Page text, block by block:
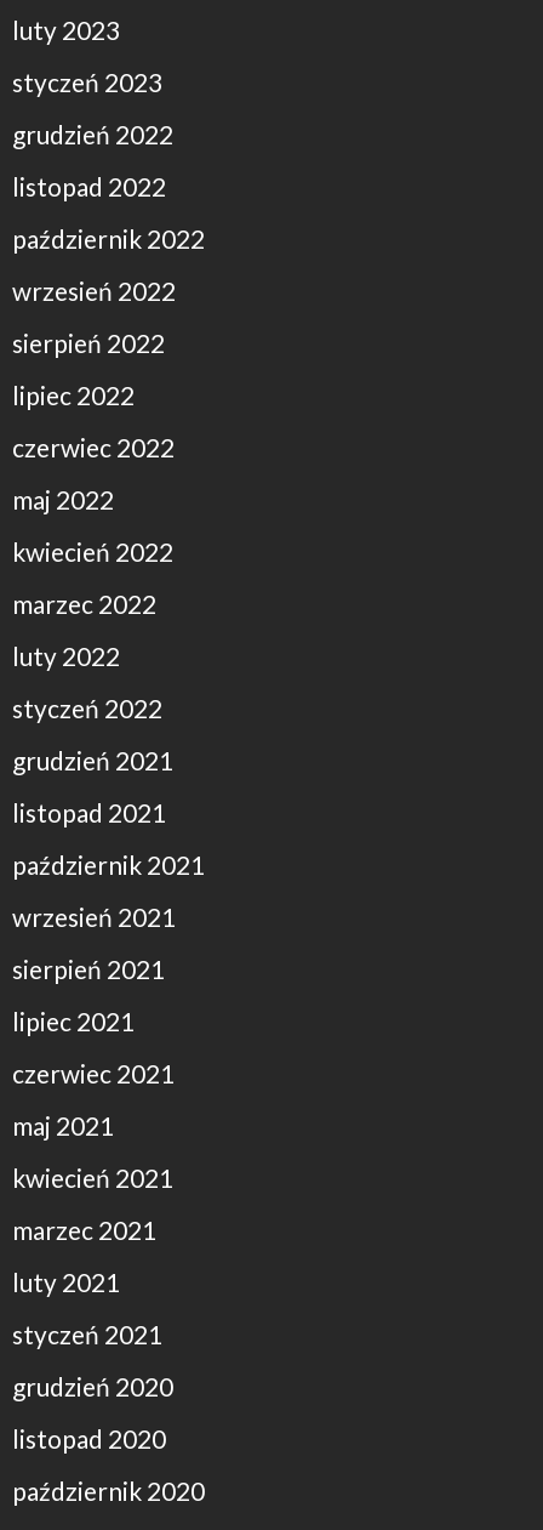
luty 2023
styczeń 2023
grudzień 2022
listopad 2022
październik 2022
wrzesień 2022
sierpień 2022
lipiec 2022
czerwiec 2022
maj 2022
kwiecień 2022
marzec 2022
luty 2022
styczeń 2022
grudzień 2021
listopad 2021
październik 2021
wrzesień 2021
sierpień 2021
lipiec 2021
czerwiec 2021
maj 2021
kwiecień 2021
marzec 2021
luty 2021
styczeń 2021
grudzień 2020
listopad 2020
październik 2020